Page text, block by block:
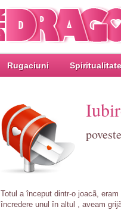
Rugaciuni Spiritualitate
Totul a început dintr-o joacã,
încredere unul în altul , aveam